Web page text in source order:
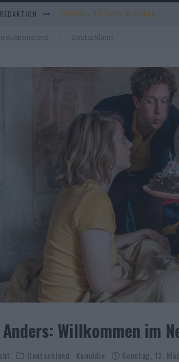
WHAM! – 10 DAYS IN CHINA
IM SPIEGEL MEINER MUTTER
Deutschland
Willkommen im
Deutschland Komödie Sonntag, 12.